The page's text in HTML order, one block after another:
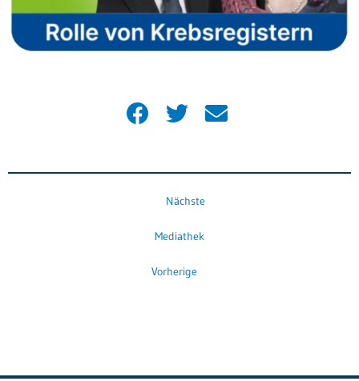
Nächste
Mediathek
Vorherige